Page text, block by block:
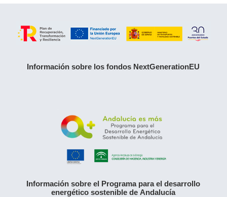
Información sobre los fondos NextGenerationEU
Información sobre el Programa para el desarrollo
energético sostenible de Andalucía